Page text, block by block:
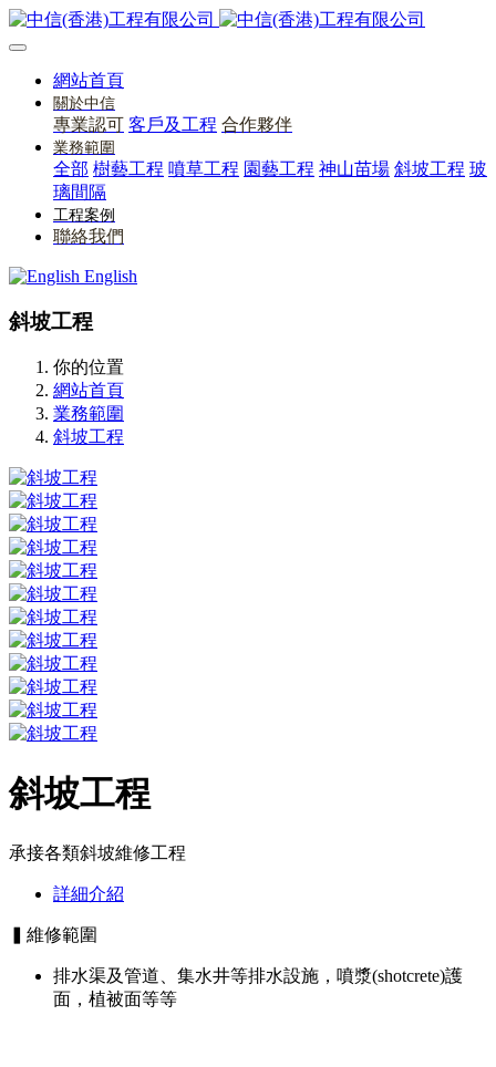
網站首頁
關於中信
專業認可 客戶及工程 合作夥伴
業務範圍
全部 樹藝工程 噴草工程 園藝工程 神山苗場 斜坡工程 玻
璃間隔
工程案例
聯絡我們
English
斜坡工程
你的位置
網站首頁
業務範圍
斜坡工程
斜坡工程
承接各類斜坡維修工程
詳細介紹
▍維修範圍
排水渠及管道、集水井等排水設施，噴漿(shotcrete)護
面，植被面等等